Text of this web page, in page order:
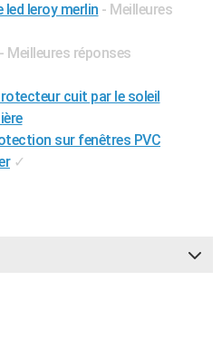
leroy merlin - Meilleures
- Meilleures réponses
cuit par le soleil
sur fenêtres PVC
✓